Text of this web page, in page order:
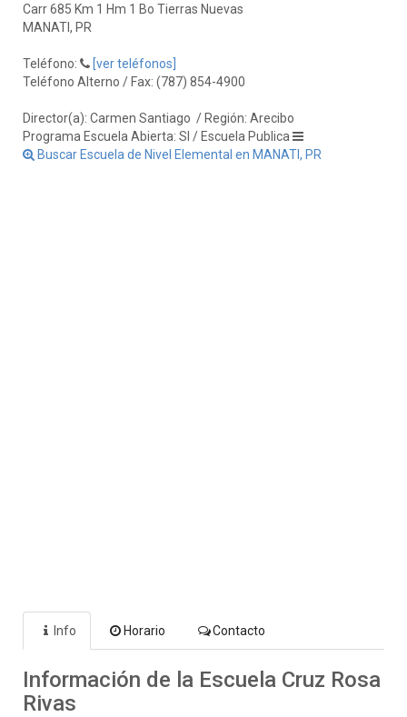
Carr 685 Km 1 Hm 1 Bo Tierras Nuevas
MANATI, PR
Teléfono:
[ver teléfonos]
Teléfono Alterno / Fax: (787) 854-4900
Director(a): Carmen Santiago / Región: Arecibo
Programa Escuela Abierta: SI / Escuela Publica
Buscar Escuela de Nivel Elemental en MANATI, PR
Info Horario Contacto
Información de la Escuela Cruz Rosa
Rivas